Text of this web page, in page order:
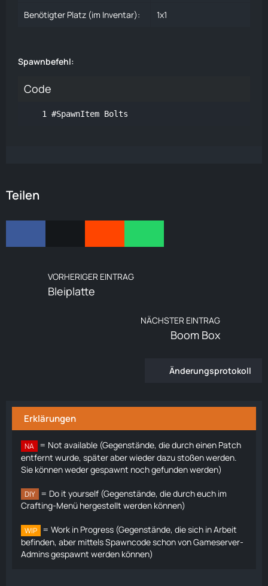
Benötigter Platz (im Inventar): 1x1
Spawnbefehl:
Code
#SpawnItem Bolts
Teilen
VORHERIGER EINTRAG
Bleiplatte
NÄCHSTER EINTRAG
Boom Box
Änderungsprotokoll
Erklärungen
NA = Not available (Gegenstände, die durch einen Patch
entfernt wurde, später aber wieder dazu stoßen werden.
Sie können weder gespawnt noch gefunden werden)
DIY = Do it yourself (Gegenstände, die durch euch im
Crafting-Menü hergestellt werden können)
WIP = Work in Progress (Gegenstände, die sich in Arbeit
befinden, aber mittels Spawncode schon von Gameserver-
Admins gespawnt werden können)